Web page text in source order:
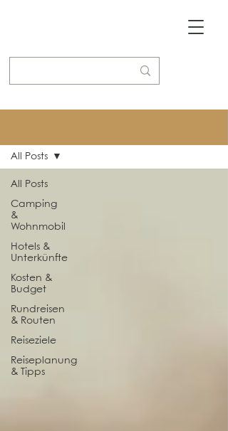
All Posts
Camping
&
Wohnmobil
Hotels &
Unterkünfte
Kosten &
Budget
Rundreisen
& Routen
Reiseziele
Reiseplanung
& Tipps
All Posts